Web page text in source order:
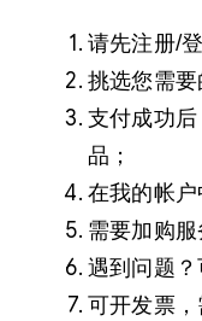
请先注册/
挑选您需要
支付成功
品；
在我的帐户
需要加购服
遇到问题？
可开发票，